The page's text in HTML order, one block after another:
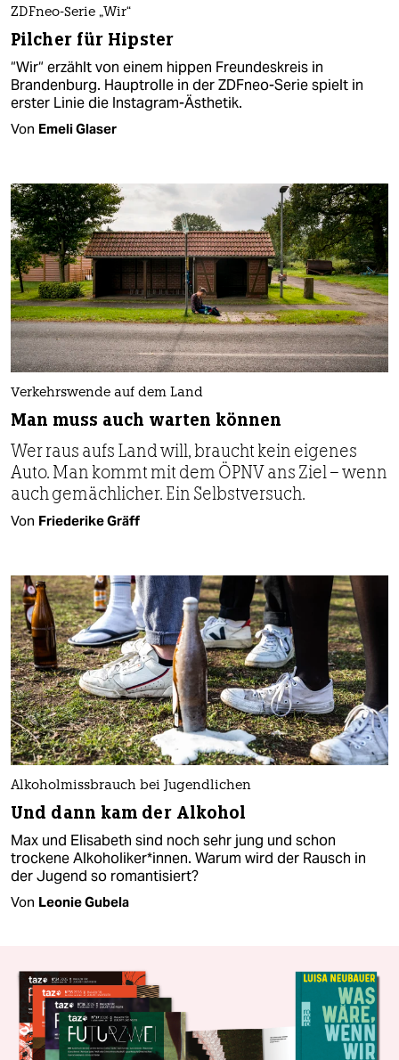
ZDFneo-Serie „Wir“
Pilcher für Hipster
“Wir“ erzählt von einem hippen Freundeskreis in
Brandenburg. Hauptrolle in der ZDFneo-Serie spielt in
erster Linie die Instagram-Ästhetik.
Von Emeli Glaser
Verkehrswende auf dem Land
Man muss auch warten können
Wer raus aufs Land will, braucht kein eigenes
Auto. Man kommt mit dem ÖPNV ans Ziel – wenn
auch gemächlicher. Ein Selbstversuch.
Von Friederike Gräff
Alkoholmissbrauch bei Jugendlichen
Und dann kam der Alkohol
Max und Elisabeth sind noch sehr jung und schon
trockene Alkoholiker*innen. Warum wird der Rausch in
der Jugend so romantisiert?
Von Leonie Gubela